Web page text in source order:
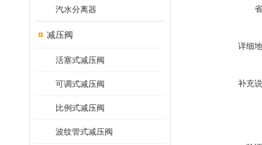
汽水分离器
减压阀
活塞式减压阀
可调式减压阀
比例式减压阀
波纹管式减压阀
详细
补充